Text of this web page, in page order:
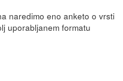
naredimo eno anketo o vrsti
uporabljanem formatu